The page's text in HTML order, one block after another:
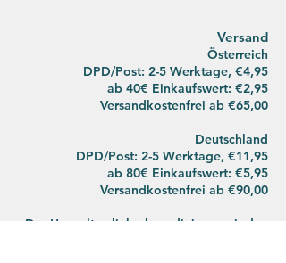
Versand
Österreich
DPD/Post: 2-5 Werktage, €4,95
ab 40€ Einkaufswert: €2,95
Versandkostenfrei ab €65,00
Deutschland
DPD/Post: 2-5 Werktage, €11,95
ab 80€ Einkaufswert: €5,95
Versandkostenfrei ab €90,00
Der Umwelt zuliebe koordinieren wir den